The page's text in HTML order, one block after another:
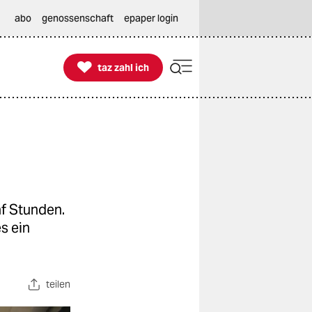
abo genossenschaft epaper login

taz zahl ich
taz zahl ich
Stunden.
ein
teilen